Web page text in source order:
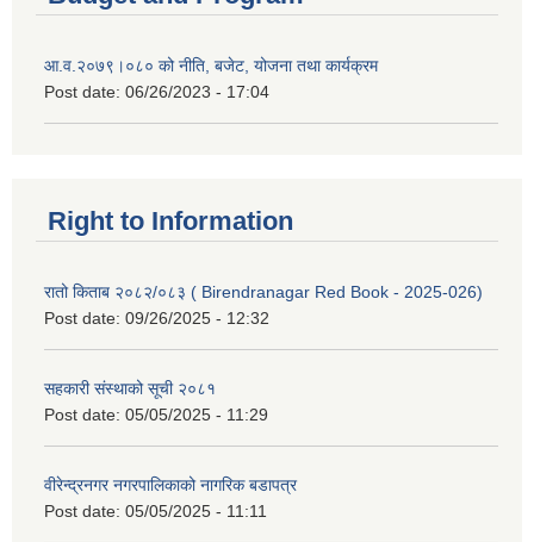
आ.व.२०७९।०८० को नीति, बजेट, योजना तथा कार्यक्रम
Post date: 06/26/2023 - 17:04
Right to Information
रातो किताब २०८२/०८३ ( Birendranagar Red Book - 2025-026)
Post date: 09/26/2025 - 12:32
सहकारी संस्थाको सूची २०८१
Post date: 05/05/2025 - 11:29
वीरेन्द्रनगर नगरपालिकाको नागरिक बडापत्र
Post date: 05/05/2025 - 11:11